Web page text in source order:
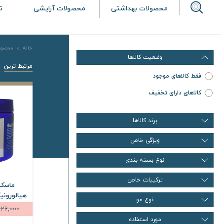
محصولات بهداشتی محصولات آرایشی
وضعیت کالاها
فقط کالاهای موجود
کالاهای دارای تخفیف
برند کالاها
ویژگی خاص
نوع بسته بندی
ترکیبات خاص
نوع مو
مورد استفاده
خانه
مرتبط ترین